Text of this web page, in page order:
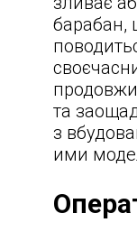
барабан,
та
з
ими